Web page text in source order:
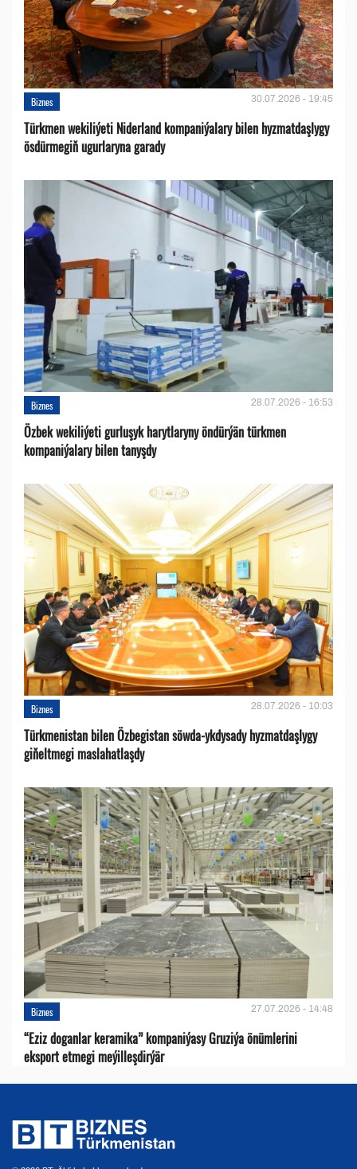
Biznes 30.07.2026 - 19:45
Türkmen wekiliýeti Niderland kompaniýalary bilen hyzmatdaşlygy
ösdürmegiň ugurlaryna garady
Biznes 28.07.2026 - 16:53
Özbek wekiliýeti gurluşyk harytlaryny öndürýän türkmen
kompaniýalary bilen tanyşdy
Biznes 28.07.2026 - 10:03
Türkmenistan bilen Özbegistan söwda-ykdysady hyzmatdaşlygy
giňeltmegi maslahatlaşdy
Biznes 27.07.2026 - 14:48
“Eziz doganlar keramika” kompaniýasy Gruziýa önümlerini
eksport etmegi meýilleşdirýär